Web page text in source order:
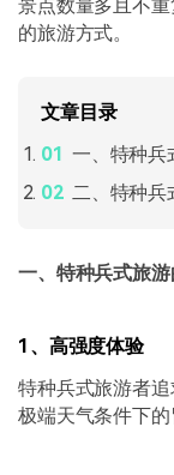
景点数量多且不
的旅游方式。
文章目录
一、特种兵
二、特种兵
一、特种兵式旅
1、高强度体验
特种兵式旅游者追
极端天气条件下的